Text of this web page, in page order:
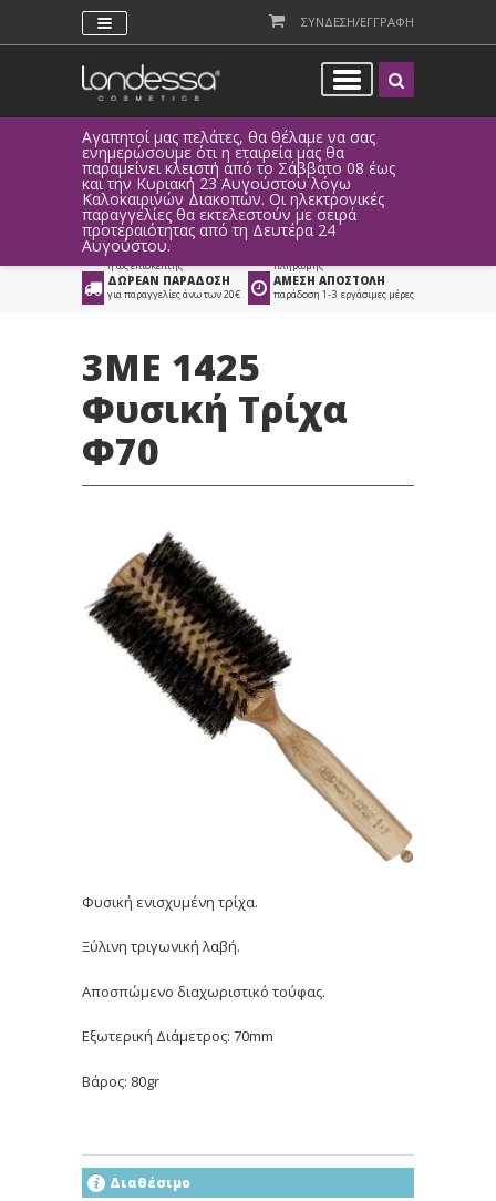
ΣΥΝΔΕΣΗ/ΕΓΓΡΑΦΗ
Αγαπητοί μας πελάτες, θα θέλαμε να σας
ενημερώσουμε ότι η εταιρεία μας θα
παραμείνει κλειστή από το Σάββατο 08 έως
και την Κυριακή 23 Αυγούστου λόγω
Καλοκαιρινών Διακοπών. Οι ηλεκτρονικές
παραγγελίες θα εκτελεστούν με σειρά
προτεραιότητας από τη Δευτέρα 24
Αυγούστου.
Προϊόντα >
Είδη Κομμωτηρίου
>
Βούρτσες > 3ME MAESTRI Triangolo
ΑΜΕΣΗ ΣΥΝΔΕΣΗ
Facebook, Gmail
ή ως επισκέπτης
ΕΥΚΟΛΕΣ ΑΓΟΡΕΣ
πληρωμής
ΔΩΡΕΑΝ ΠΑΡΑΔΟΣΗ
για παραγγελίες άνω των 20€
ΑΜΕΣΗ ΑΠΟΣΤΟΛΗ
παράδοση 1-3 εργάσιμες μέρες
3ME 1425
Φυσική Τρίχα
Φ70
Φυσική ενισχυμένη τρίχα.
Ξύλινη τριγωνική λαβή.
Αποσπώμενο διαχωριστικό τούφας.
Εξωτερική Διάμετρος: 70mm
Βάρος: 80gr
Διαθέσιμο